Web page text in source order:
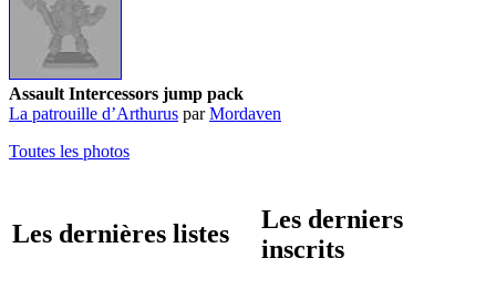
Assault Intercessors jump pack
La patrouille d’Arthurus parMordaven
Toutes les photos
Les dernières listes
Les derniers
inscrits